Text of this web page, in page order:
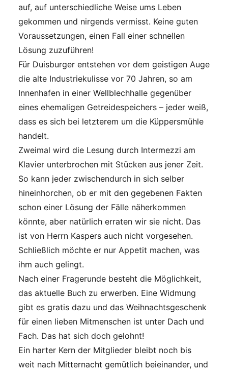
auf, auf unterschiedliche Weise ums Leben
gekommen und nirgends vermisst. Keine guten
Voraussetzungen, einen Fall einer schnellen
Lösung zuzuführen!
Für Duisburger entstehen vor dem geistigen Auge
die alte Industriekulisse vor 70 Jahren, so am
Innenhafen in einer Wellblechhalle gegenüber
eines ehemaligen Getreidespeichers – jeder weiß,
dass es sich bei letzterem um die Küppersmühle
handelt.
Zweimal wird die Lesung durch Intermezzi am
Klavier unterbrochen mit Stücken aus jener Zeit.
So kann jeder zwischendurch in sich selber
hineinhorchen, ob er mit den gegebenen Fakten
schon einer Lösung der Fälle näherkommen
könnte, aber natürlich erraten wir sie nicht. Das
ist von Herrn Kaspers auch nicht vorgesehen.
Schließlich möchte er nur Appetit machen, was
ihm auch gelingt.
Nach einer Fragerunde besteht die Möglichkeit,
das aktuelle Buch zu erwerben. Eine Widmung
gibt es gratis dazu und das Weihnachtsgeschenk
für einen lieben Mitmenschen ist unter Dach und
Fach. Das hat sich doch gelohnt!
Ein harter Kern der Mitglieder bleibt noch bis
weit nach Mitternacht gemütlich beieinander, und